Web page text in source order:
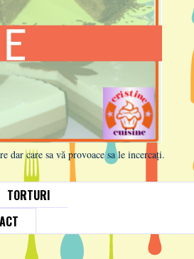
dar care sa vă provoace sa le incercați.
TORTURI